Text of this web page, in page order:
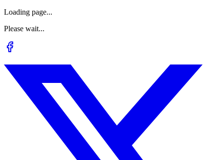
Loading page...
Please wait...